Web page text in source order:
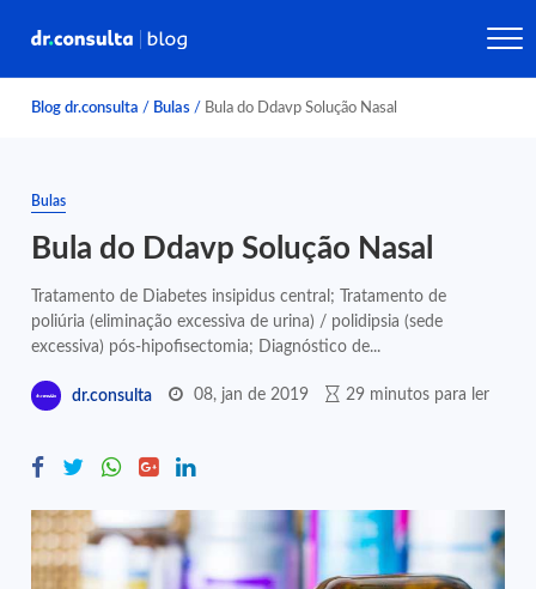
Blog dr.consulta / Bulas / Bula do Ddavp Solução Nasal
Bulas
Bula do Ddavp Solução Nasal
Tratamento de Diabetes insipidus central; Tratamento de
poliúria (eliminação excessiva de urina) / polidipsia (sede
excessiva) pós-hipofisectomia; Diagnóstico de...
dr.consulta 08, jan de 2019 29 minutos para ler